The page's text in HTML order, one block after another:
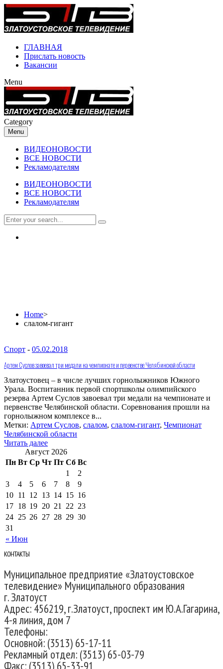
ГЛАВНАЯ
Прислать новость
Вакансии
Menu
Category
Menu
ВИДЕОНОВОСТИ
ВСЕ НОВОСТИ
Рекламодателям
ВИДЕОНОВОСТИ
ВСЕ НОВОСТИ
Рекламодателям
Home>
слалом-гигант
Спорт - 05.02.2018
Артем Суслов завоевал три медали на чемпионате и первенстве Челябинской области
Златоустовец – в числе лучших горнолыжников Южного
Урала. Воспитанник первой спортшколы олимпийского
резерва Артем Суслов завоевал три медали на чемпионате и
первенстве Челябинской области. Соревнования прошли на
горнолыжном комплексе в...
Метки: Артем Суслов, слалом, слалом-гигант, Чемпионат
Челябинской области
Читать далее
Август 2026
Пн Вт Ср Чт Пт Сб Вс
« Июн
1
2
3
4 5 6 7 8
9
10 11 12 13 14 15 16
17 18 19 20 21 22 23
24 25 26 27 28 29 30
31
КОНТАКТЫ
Муниципальное предприятие «Златоустовское
телевидение» Муниципального образования
г. Златоуст
Адрес: 456219, г.Златоуст, проспект им Ю.А.Гагарина,
4-я линия, дом 7
Телефоны:
Основной: (3513) 65-17-11
Рекламный отдел: (3513) 65-03-79
Факс: (3513) 65-33-91